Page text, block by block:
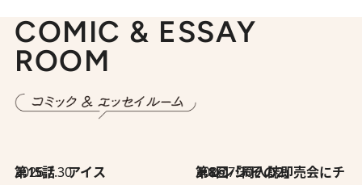
COMIC & ESSAY
ROOM
2026.7.30
第15話 アイス 2026.7.30
第8回「同人誌即売会にチャレンジ その2」